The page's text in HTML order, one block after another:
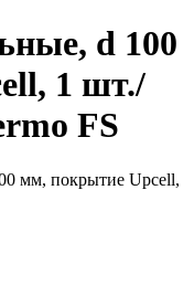
d 100
1 шт./
FS